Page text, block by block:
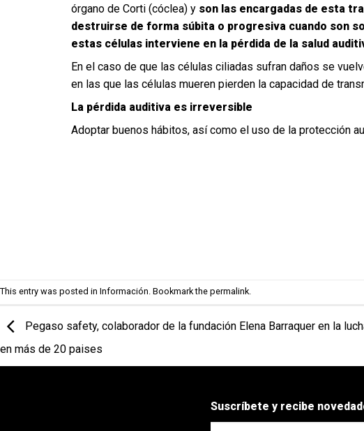
órgano de Corti (cóclea) y son las encargadas de esta
destruirse de forma súbita o progresiva cuando son
estas células interviene en la pérdida de la salud
En el caso de que las células ciliadas sufran daños se
en las que las células mueren pierden la capacidad de
La pérdida auditiva es irreversible
Adoptar buenos hábitos, así como el uso de la protección
This entry was posted in Información. Bookmark the permalink.
Pegaso safety, colaborador de la fundación Elena Barraquer en la
en más de 20 paises
Suscríbete y recibe